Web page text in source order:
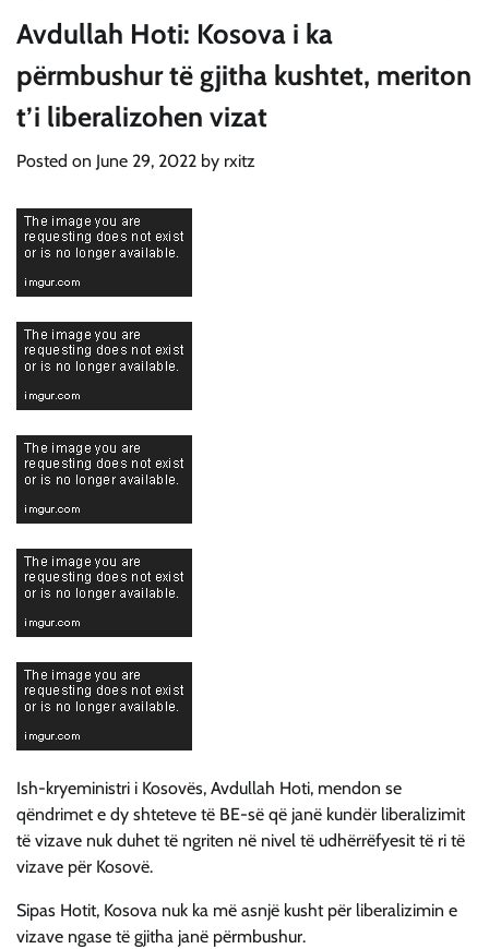
Avdullah Hoti: Kosova i ka
përmbushur të gjitha kushtet, meriton
t’i liberalizohen vizat
Posted on June 29, 2022 by rxitz
Ish-kryeministri i Kosovës, Avdullah Hoti, mendon se
qëndrimet e dy shteteve të BE-së që janë kundër liberalizimit
të vizave nuk duhet të ngriten në nivel të udhërrëfyesit të ri të
vizave për Kosovë.
Sipas Hotit, Kosova nuk ka më asnjë kusht për liberalizimin e
vizave ngase të gjitha janë përmbushur.